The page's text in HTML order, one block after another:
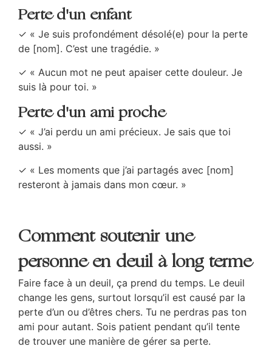
Perte d'un enfant
✓ « Je suis profondément désolé(e) pour la perte
de [nom]. C’est une tragédie. »
✓ « Aucun mot ne peut apaiser cette douleur. Je
suis là pour toi. »
Perte d'un ami proche
✓ « J’ai perdu un ami précieux. Je sais que toi
aussi. »
✓ « Les moments que j’ai partagés avec [nom]
resteront à jamais dans mon cœur. »
Comment soutenir une
personne en deuil à long terme
Faire face à un deuil, ça prend du temps. Le deuil
change les gens, surtout lorsqu’il est causé par la
perte d’un ou d’êtres chers. Tu ne perdras pas ton
ami pour autant. Sois patient pendant qu’il tente
de trouver une manière de gérer sa perte.